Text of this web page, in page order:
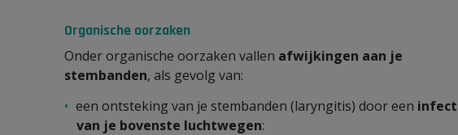
Organische oorzaken
Onder organische oorzaken vallen afwijkingen aan je
stembanden, als gevolg van:
een ontsteking van je stembanden (laryngitis) door een
van je bovenste luchtwegen: